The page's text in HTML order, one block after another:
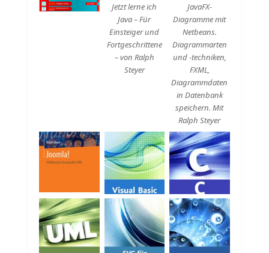
Jetzt lerne ich
Java – Für
Einsteiger und
Fortgeschrittene
– von Ralph
Steyer
JavaFX-
Diagramme mit
Netbeans.
Diagrammarten
und -techniken,
FXML,
Diagrammdaten
in Datenbank
speichern. Mit
Ralph Steyer